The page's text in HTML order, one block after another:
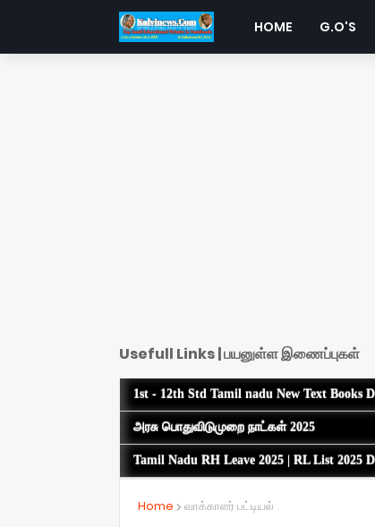
HOME G.O'S
Usefull Links | பயனுள்ள இணைப்புகள்
1st - 12th Std Tamil nadu New Text Books
அரசு பொதுவிடுமுறை நாட்கள் 2025
Tamil Nadu RH Leave 2025 | RL List 2025
Home வாக்காளர் பட்டியல்